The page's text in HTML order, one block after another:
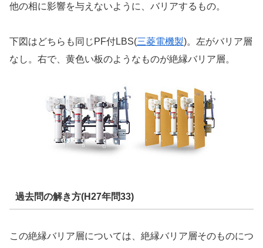
他の相に影響を与えないように、バリアするもの。
下図はどちらも同じPF付LBS(三菱電機製)。左がバリア層
なし。右で、黄色い板のようなものが絶縁バリア層。
過去問の解き方(H27年問33)
この絶縁バリア層については、絶縁バリア層そのものにつ